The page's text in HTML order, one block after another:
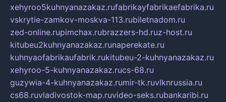
xehyroo5kuhnyanazakaz.rufabrikayfabrikaefabrika.ru
vskrytie-zamkov-moskva-113.rubiletnadom.ru
zed-online.rupimchax.rubrazzers-hd.ruz-host.ru
kitubeu2kuhnyanazakaz.runaperekate.ru
kuhnyaofabrikaufabrik.rukitubeu-2-kuhnyanazakaz.ru
xehyroo-5-kuhnyanazakaz.rucs-68.ru
guzywia-4-kuhnyanazakaz.rumir-tk.ruvlknrussia.ru
cs68.ruvladivostok-map.ruvideo-seks.rubankaribi.ru